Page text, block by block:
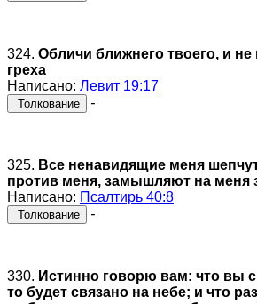
324. Обличи ближнего твоего, и не
греха
Написано: Левит 19:17
Толкование -
325. Все ненавидящие меня
против меня, замышляют на меня
Написано: Псалтирь 40:8
Толкование -
330. Истинно говорю вам: что вы
то будет связано на небе; и что